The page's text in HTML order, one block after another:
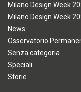
Milano Design Week
Milano Design Week
News
Osservatorio
Senza categoria
Speciali
Storie